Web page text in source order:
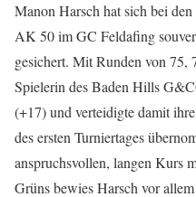
Manon Harsch hat sich bei
AK 50 im GC Feldafing
gesichert. Mit Runden von 75,
Spielerin des Baden Hills
(+17) und verteidigte damit
des ersten Turniertages
anspruchsvollen, langen Kurs
Grüns bewies Harsch vor